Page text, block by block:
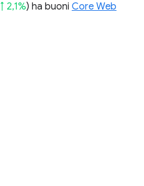
↑ 2,1%) ha buoni Core Web